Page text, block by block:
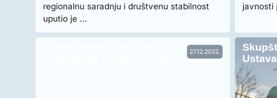
regionalnu saradnju i društvenu stabilnost
uputio je …
javnosti
27.12.2022.
Tokom prethodnog vikenda iz
saobraćaja isključeno 937 vozača